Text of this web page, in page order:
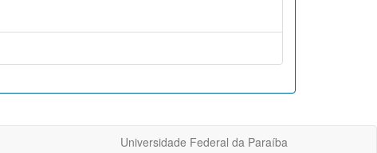
Universidade Federal da Paraíba